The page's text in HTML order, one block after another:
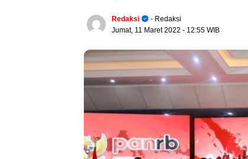
Redaksi
- Redaksi
Jumat, 11 Maret 2022 - 12:55 WIB